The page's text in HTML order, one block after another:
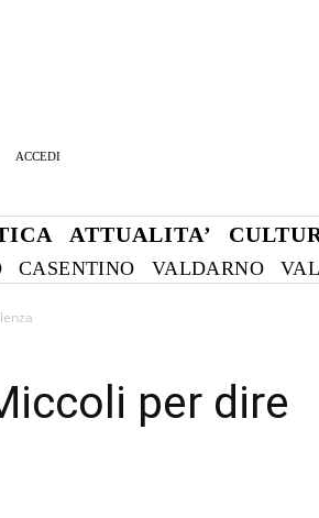
ACCEDI
ATTUALITA’
CASENTINO VALDARNO
per dire